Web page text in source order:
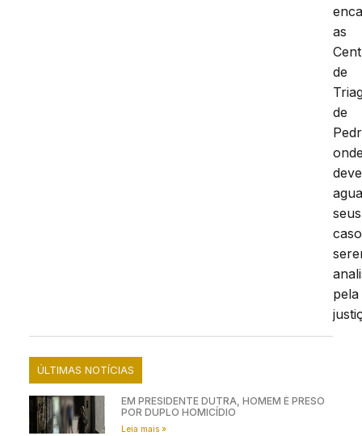
as
de
de
seus
pela
ÚLTIMAS NOTÍCIAS
EM PRESIDENTE DUTRA, HOMEM É PRESO
POR DUPLO HOMICÍDIO
Leia mais »